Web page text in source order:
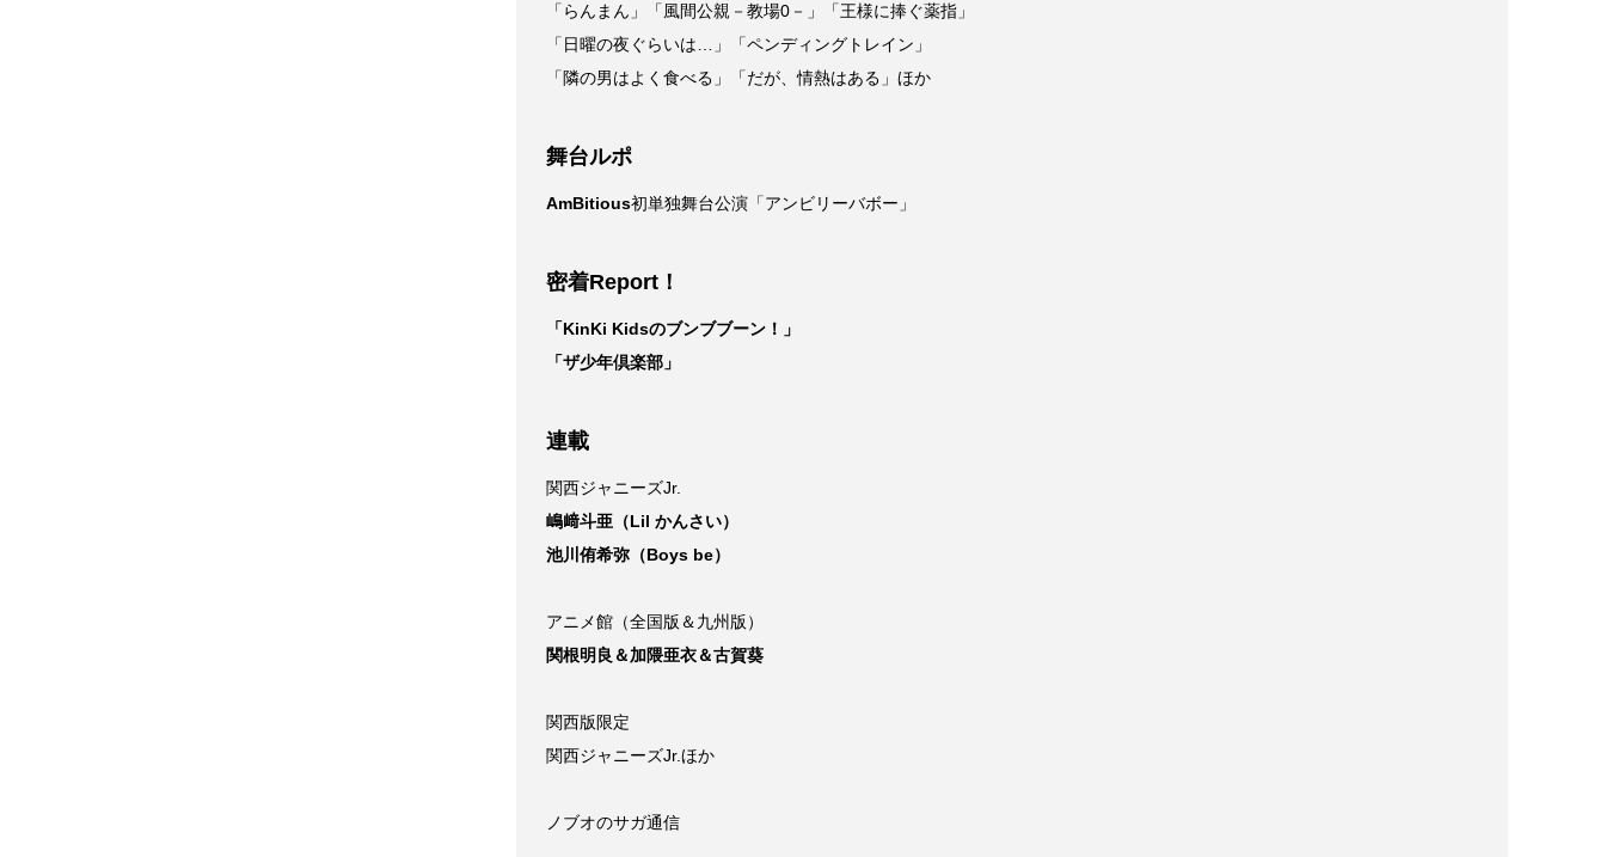
「らんまん」「風間公親－教場0－」「王様に捧ぐ薬指」
「日曜の夜ぐらいは…」「ペンディングトレイン」
「隣の男はよく食べる」「だが、情熱はある」ほか
舞台ルポ
AmBitious初単独舞台公演「アンビリーバボー」
密着Report！
「KinKi Kidsのブンブブーン！」
「ザ少年倶楽部」
連載
関西ジャニーズJr.
嶋﨑斗亜（Lil かんさい）
池川侑希弥（Boys be）
アニメ館（全国版＆九州版）
関根明良＆加隈亜衣＆古賀葵
関西版限定
関西ジャニーズJr.ほか
ノブオのサガ通信